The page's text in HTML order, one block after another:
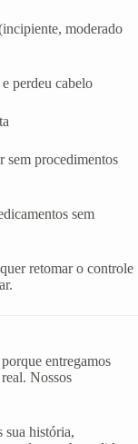
moderado
perdeu cabelo
sem procedimentos
sem
retomar o controle
entregamos
Nossos
sua história,